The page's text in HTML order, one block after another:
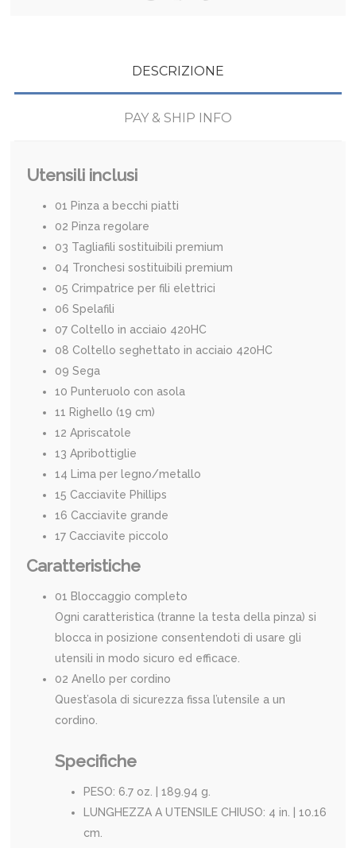
DESCRIZIONE
PAY & SHIP INFO
Utensili inclusi
01 Pinza a becchi piatti
02 Pinza regolare
03 Tagliafili sostituibili premium
04 Tronchesi sostituibili premium
05 Crimpatrice per fili elettrici
06 Spelafili
07 Coltello in acciaio 420HC
08 Coltello seghettato in acciaio 420HC
09 Sega
10 Punteruolo con asola
11 Righello (19 cm)
12 Apriscatole
13 Apribottiglie
14 Lima per legno/metallo
15 Cacciavite Phillips
16 Cacciavite grande
17 Cacciavite piccolo
Caratteristiche
01 Bloccaggio completo
Ogni caratteristica (tranne la testa della pinza) si
blocca in posizione consentendoti di usare gli
utensili in modo sicuro ed efficace.
02 Anello per cordino
Quest’asola di sicurezza fissa l’utensile a un
cordino.
Specifiche
PESO: 6.7 oz. | 189.94 g.
LUNGHEZZA A UTENSILE CHIUSO: 4 in. | 10.16
cm.